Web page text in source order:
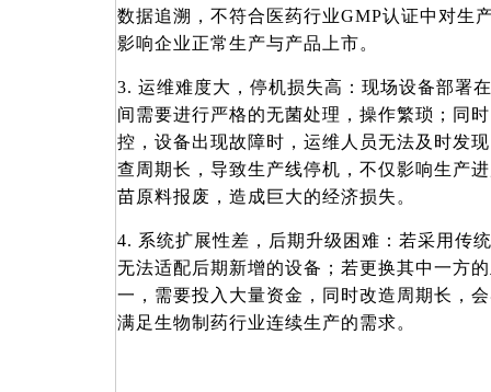
数据追溯，不符合医药行业GMP认证中对生
影响企业正常生产与产品上市。
3. 运维难度大，停机损失高：现场设备部署
间需要进行严格的无菌处理，操作繁琐；同
控，设备出现故障时，运维人员无法及时发
查周期长，导致生产线停机，不仅影响生产
苗原料报废，造成巨大的经济损失。
4. 系统扩展性差，后期升级困难：若采用传
无法适配后期新增的设备；若更换其中一方
一，需要投入大量资金，同时改造周期长，
满足生物制药行业连续生产的需求。